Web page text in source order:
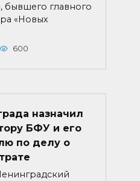
бывшего главного
«Новых
600
назначил
БФУ и его
по делу о